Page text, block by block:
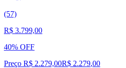
(57)
R$ 3.799,00
40% OFF
Preço R$ 2.279,00R$ 2.279,00